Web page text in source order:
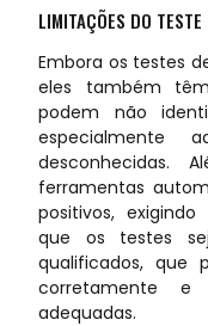
LIMITAÇÕES DO
Embora os testes
eles também
podem não
especialmente
desconhecidas.
ferramentas
positivos,
que os testes
qualificados, que
corretamente e
adequadas.